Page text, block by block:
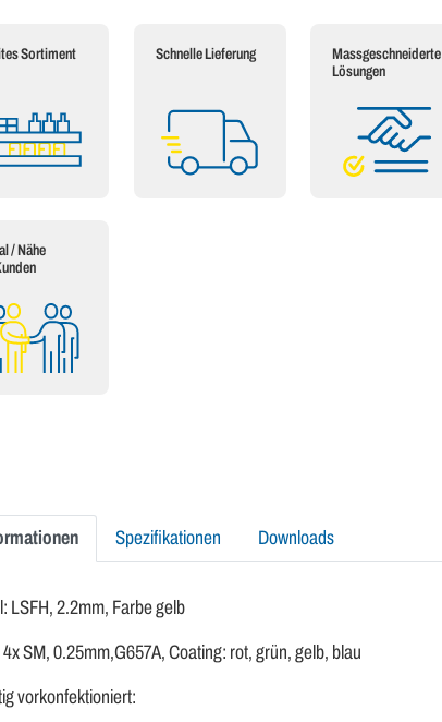
Sortiment Schnelle Lieferung
Massgeschneiderte
Lösungen
/ Nähe
Spezifikationen Downloads
LSFH, 2.2mm, Farbe gelb
4x SM, 0.25mm,G657A, Coating: rot, grün, gelb, blau
vorkonfektioniert: